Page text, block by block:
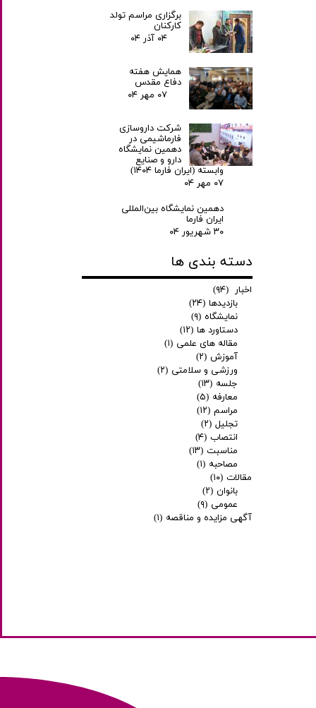
برگزاری مراسم تولد
کارکنان
۰۴ آذر ۰۴
همایش هفته
دفاع مقدس
۰۷ مهر ۰۴
شرکت داروسازی
فارماشیمی در
دهمین نمایشگاه
دارو و صنایع
وابسته (ایران فارما ۱۴۰۴)
۰۷ مهر ۰۴
دهمین نمایشگاه بین‌المللی
ایران فارما
۳۰ شهریور ۰۴
دسته بندی ها
اخبار (۹۴)
بازدیدها (۲۴)
نمایشگاه (۹)
دستاورد ها (۱۲)
مقاله های علمی (۱)
آموزش (۲)
ورزشی و سلامتی (۲)
جلسه (۱۳)
معارفه (۵)
مراسم (۱۲)
تجلیل (۲)
انتصاب (۴)
مناسبت (۱۳)
مصاحبه (۱)
مقالات (۱۰)
بانوان (۲)
عمومی (۹)
آگهی مزایده و مناقصه (۱)